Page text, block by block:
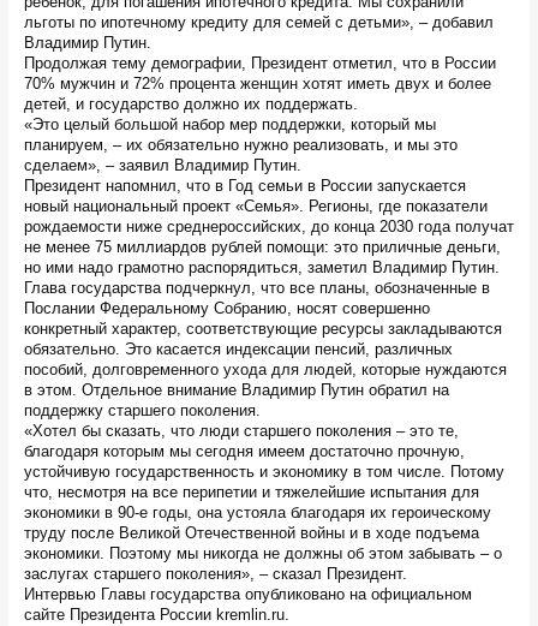
льготы по ипотечному кредиту для семей с детьми», – добавил
Владимир Путин.
Продолжая тему демографии, Президент отметил, что в России
70% мужчин и 72% процента женщин хотят иметь двух и более
детей, и государство должно их поддержать.
«Это целый большой набор мер поддержки, который мы
планируем, – их обязательно нужно реализовать, и мы это
сделаем», – заявил Владимир Путин.
Президент напомнил, что в Год семьи в России запускается
новый национальный проект «Семья». Регионы, где показатели
рождаемости ниже среднероссийских, до конца 2030 года получат
не менее 75 миллиардов рублей помощи: это приличные деньги,
но ими надо грамотно распорядиться, заметил Владимир Путин.
Глава государства подчеркнул, что все планы, обозначенные в
Послании Федеральному Собранию, носят совершенно
конкретный характер, соответствующие ресурсы закладываются
обязательно. Это касается индексации пенсий, различных
пособий, долговременного ухода для людей, которые нуждаются
в этом. Отдельное внимание Владимир Путин обратил на
поддержку старшего поколения.
«Хотел бы сказать, что люди старшего поколения – это те,
благодаря которым мы сегодня имеем достаточно прочную,
устойчивую государственность и экономику в том числе. Потому
что, несмотря на все перипетии и тяжелейшие испытания для
экономики в 90-е годы, она устояла благодаря их героическому
труду после Великой Отечественной войны и в ходе подъема
экономики. Поэтому мы никогда не должны об этом забывать – о
заслугах старшего поколения», – сказал Президент.
Интервью Главы государства опубликовано на официальном
сайте Президента России kremlin.ru.